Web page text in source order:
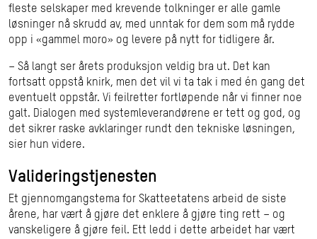
fleste selskaper med krevende tolkninger er alle gamle
løsninger nå skrudd av, med unntak for dem som må rydde
opp i «gammel moro» og levere på nytt for tidligere år.
– Så langt ser årets produksjon veldig bra ut. Det kan
fortsatt oppstå knirk, men det vil vi ta tak i med én gang det
eventuelt oppstår. Vi feilretter fortløpende når vi finner noe
galt. Dialogen med systemleverandørene er tett og god, og
det sikrer raske avklaringer rundt den tekniske løsningen,
sier hun videre.
Valideringstjenesten
Et gjennomgangstema for Skatteetatens arbeid de siste
årene, har vært å gjøre det enklere å gjøre ting rett – og
vanskeligere å gjøre feil. Ett ledd i dette arbeidet har vært